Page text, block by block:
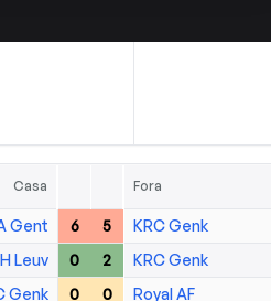
Casa Fora
Gent 6 5 KRC Genk
Leuv 0 2 KRC Genk
Genk 0 0 Royal AF